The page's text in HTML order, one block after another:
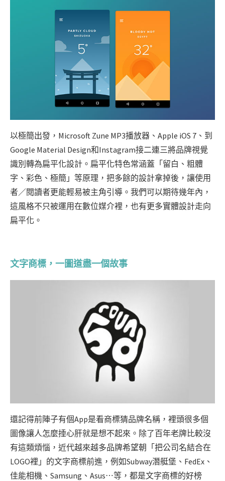
以極簡出發，Microsoft Zune MP3播放器、Apple iOS 7、到
Google Material Design和Instagram接二連三將品牌視覺
識別轉為扁平化設計。扁平化特色常涵蓋「留白、粗體
字、彩色、極簡」等原理，把多餘的設計拿掉後，讓使用
者／閱讀者更能輕易被主角引導。我們可以期待幾年內，
這風格不只被運用在數位媒介裡，也有更多實體設計走向
扁平化。
文字商標，一圖道盡一個故事
還記得前陣子有個App是看商標猜品牌名稱，裡頭很多個
圖像讓人怎麼捶心肝就是想不起來。除了百年老牌比較沒
有這類煩惱，近代越來越多品牌希望朝「把公司名結合在
LOGO裡」的文字商標前進，例如Subway潛艇堡、FedEx、
佳能相機、Samsung、Asus⋯等，都是文字商標的好榜